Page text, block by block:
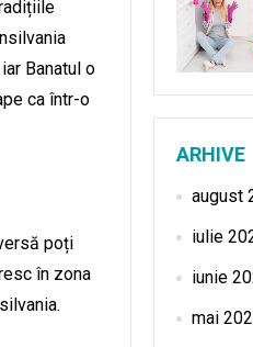
Banatul o
ca într-o
poți
în zona
ARHIVE
august
iulie
iunie
mai